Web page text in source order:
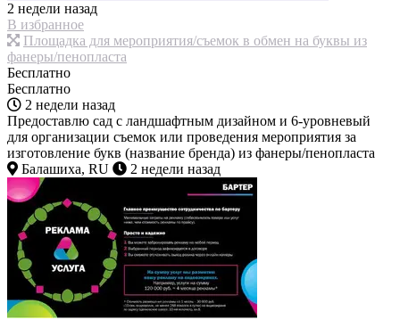
2 недели назад
В избранное
Площадка для мероприятия/съемок в обмен на буквы из
фанеры/пенопласта
Бесплатно
Бесплатно
2 недели назад
Предоставлю сад с ландшафтным дизайном и 6-уровневый
для организации съемок или проведения мероприятия за
изготовление букв (название бренда) из фанеры/пенопласта
Балашиха, RU
2 недели назад